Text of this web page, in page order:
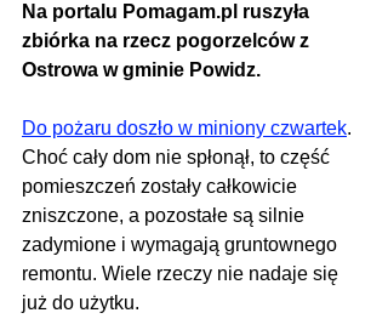
Na portalu Pomagam.pl ruszyła
zbiórka na rzecz pogorzelców z
Ostrowa w gminie Powidz.
Do pożaru doszło w miniony czwartek.
Choć cały dom nie spłonął, to część
pomieszczeń zostały całkowicie
zniszczone, a pozostałe są silnie
zadymione i wymagają gruntownego
remontu. Wiele rzeczy nie nadaje się
już do użytku.